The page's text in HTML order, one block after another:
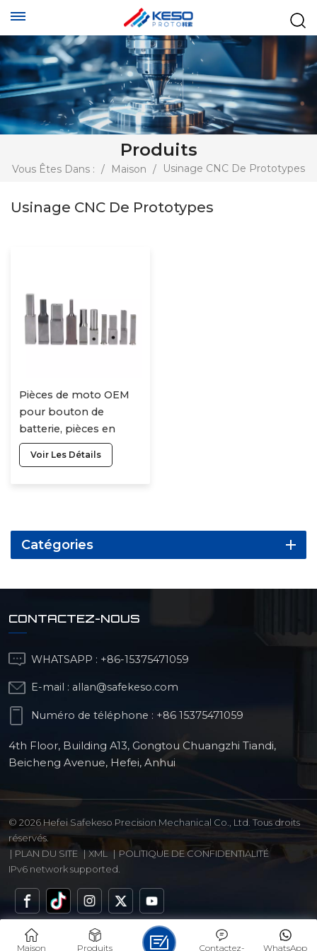
Produits
Vous Êtes Dans : / Maison / Usinage CNC De Prototypes
Usinage CNC De Prototypes
Pièces de moto OEM
pour bouton de
batterie, pièces en
plastique usinées CNC
sur mesure
Voir Les Détails
Catégories
CONTACTEZ-NOUS
WHATSAPP : +86-15375471059
E-mail : allan@safekeso.com
Numéro de téléphone : +86 15375471059
4th Floor, Building A13, Gongtou Chuangzhi Tiandi,
Beicheng Avenue, Hefei, Anhui
© 2026 Hefei Safekeso Precision Mechanical Co., Ltd. Tous droits
réservés.
| PLAN DU SITE | XML | POLITIQUE DE CONFIDENTIALITÉ
IPv6 network supported.
Maison Produits WhatsApp
Contactez-